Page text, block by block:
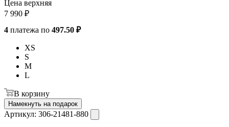
Цена верхняя
7 990 ₽
4 платежа по 497.50 ₽
XS
S
M
L
В корзину
Намекнуть на подарок
Артикул: 306-21481-880